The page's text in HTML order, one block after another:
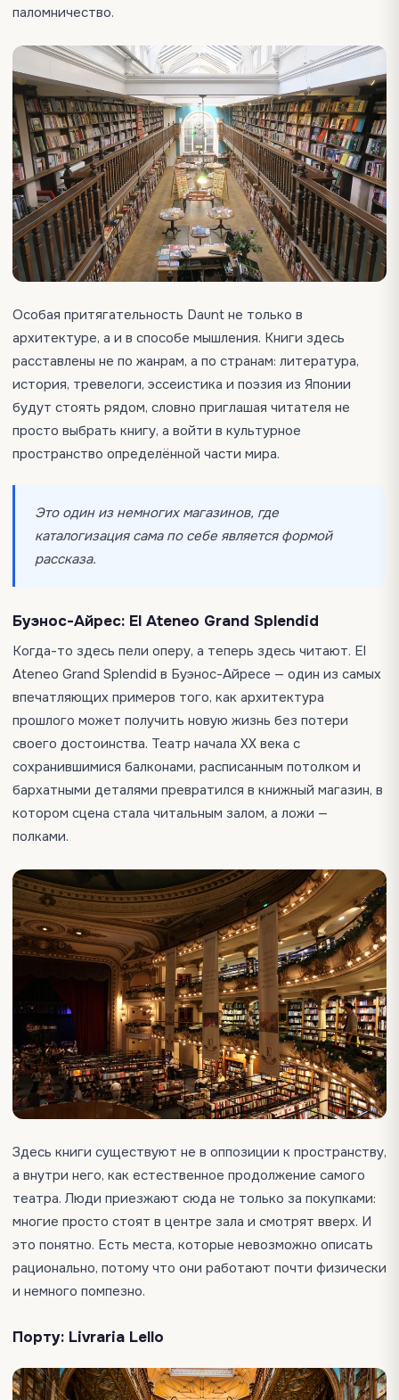
паломничество.
Особая притягательность Daunt не только в
архитектуре, а и в способе мышления. Книги здесь
расставлены не по жанрам, а по странам: литература,
история, тревелоги, эссеистика и поэзия из Японии
будут стоять рядом, словно приглашая читателя не
просто выбрать книгу, а войти в культурное
пространство определённой части мира.
Это один из немногих магазинов, где
каталогизация сама по себе является формой
рассказа.
Буэнос-Айрес: El Ateneo Grand Splendid
Когда-то здесь пели оперу, а теперь здесь читают. El
Ateneo Grand Splendid в Буэнос-Айресе — один из самых
впечатляющих примеров того, как архитектура
прошлого может получить новую жизнь без потери
своего достоинства. Театр начала XX века с
сохранившимися балконами, расписанным потолком и
бархатными деталями превратился в книжный магазин, в
котором сцена стала читальным залом, а ложи —
полками.
Здесь книги существуют не в оппозиции к пространству,
а внутри него, как естественное продолжение самого
театра. Люди приезжают сюда не только за покупками:
многие просто стоят в центре зала и смотрят вверх. И
это понятно. Есть места, которые невозможно описать
рационально, потому что они работают почти физически
и немного помпезно.
Порту: Livraria Lello